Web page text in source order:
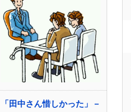
「田中さん惜しかった」－